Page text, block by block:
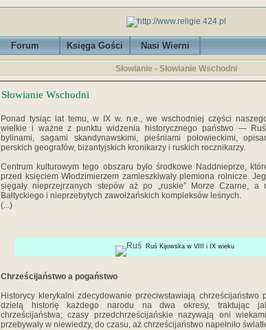
Forum Księga Gości Nasi Wierni
Słowianie - Słowianie Wschodni
Słowianie Wschodni
Ponad tysiąc lat temu, w IX w. n.e., we wschodniej części
wielkie i ważne z punktu widzenia historycznego państwo — Ruś
bylinami, sagami skandynawskimi, pieśniami połowieckimi,
perskich geografów, bizantyjskich kronikarzy i ruskich rocznikarzy.
Centrum kulturowym tego obszaru było środkowe Naddnieprze,
przed księciem Włodzimierzem zamieszkiwały plemiona rolnicze.
sięgały nieprzejrzanych stepów aż po „ruskie” Morze Czarne, a
Bałtyckiego i nieprzebytych zawołżańskich kompleksów leśnych.
(...)
Ruś Kijowska w VIII i IX wieku
Chrześcijaństwo a pogaństwo
Historycy klerykalni zdecydowanie przeciwstawiają chrześcijań­stwo
dzielą historię każdego narodu na dwa okresy, traktując
chrześcijaństwa; czasy przedchrześcijańskie nazywają oni
przebywały w niewiedzy, do czasu, aż chrześcijaństwo napełniło